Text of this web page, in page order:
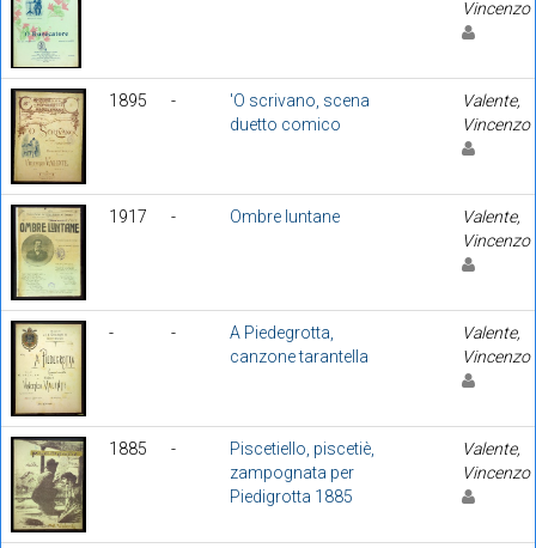
Vincenzo
1895 -
'O scrivano, scena
duetto comico
Valente,
Vincenzo
1917 - Ombre luntane
Valente,
Vincenzo
- -
A Piedegrotta,
canzone tarantella
Valente,
Vincenzo
1885 -
Piscetiello, piscetiè,
zampognata per
Piedigrotta 1885
Valente,
Vincenzo